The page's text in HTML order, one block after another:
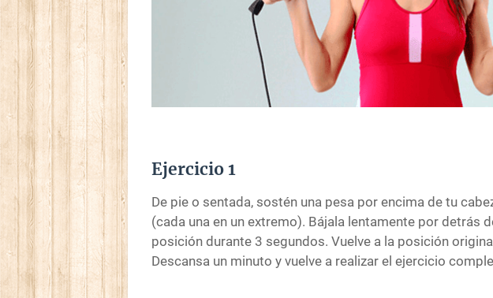
Ejercicio 1
De pie o sentada, sostén una pesa por encima de tu
(cada una en un extremo). Bájala lentamente por detrás
posición durante 3 segundos. Vuelve a la posición
Descansa un minuto y vuelve a realizar el ejercicio